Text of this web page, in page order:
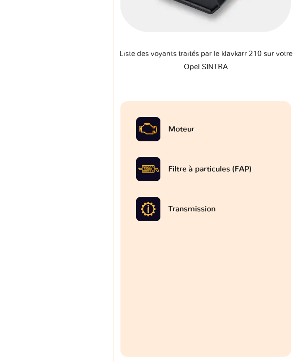
Liste des voyants traités par le klavkarr 210 sur votre
Opel SINTRA
Moteur
Filtre à particules (FAP)
Transmission